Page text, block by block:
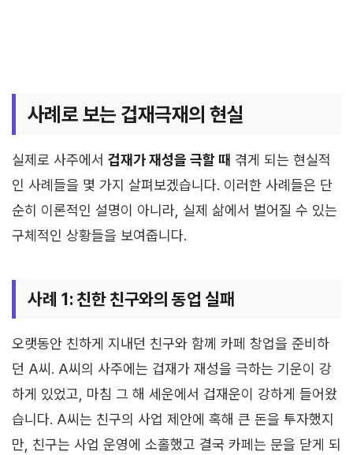
사례로 보는 겁재극재의 현실
실제로 사주에서 겁재가 재성을 극할 때 겪게 되는 현실적
인 사례들을 몇 가지 살펴보겠습니다. 이러한 사례들은 단
순히 이론적인 설명이 아니라, 실제 삶에서 벌어질 수 있는
구체적인 상황들을 보여줍니다.
사례 1: 친한 친구와의 동업 실패
오랫동안 친하게 지내던 친구와 함께 카페 창업을 준비하
던 A씨. A씨의 사주에는 겁재가 재성을 극하는 기운이 강
하게 있었고, 마침 그 해 세운에서 겁재운이 강하게 들어왔
습니다. A씨는 친구의 사업 제안에 혹해 큰 돈을 투자했지
만, 친구는 사업 운영에 소홀했고 결국 카페는 문을 닫게 되